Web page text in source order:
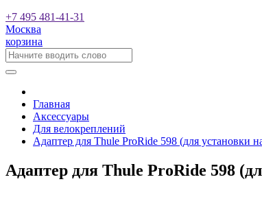
+7 495 481-41-31
Москва
корзина
Главная
Аксессуары
Для велокреплений
Адаптер для Thule ProRide 598 (для установки
Адаптер для Thule ProRide 598